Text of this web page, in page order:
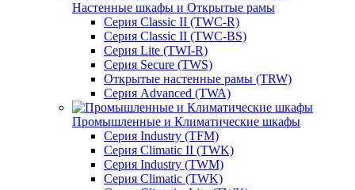
Настенные шкафы и Открытые рамы
Серия Classic II (TWC-R)
Серия Classic II (TWC-BS)
Серия Lite (TWI-R)
Серия Secure (TWS)
Открытые настенные рамы (TRW)
Серия Advanced (TWA)
Промышленные и Климатические шкафы
Серия Industry (TFM)
Серия Climatic II (TWK)
Серия Industry (TWM)
Серия Climatic (TWK)